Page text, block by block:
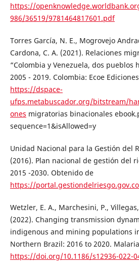
https://
986/36519/9781464817601.pdf
Torres García, N. E., Mogrovejo
Cardona, C. A. (2021). Relaciones
“Colombia y Venezuela, dos pueblos
2005 - 2019. Colombia: Ecoe
https://dspace-
ufps.metabuscador.org/bitstream/
ones migratorias binacionales
sequence=1&isAllowed=y
Unidad Nacional para la Gestión del
(2016). Plan nacional de gestión del
2015 -2030. Obtenido de
https://
Wetzler, E. A., Marchesini, P.,
(2022). Changing transmission
indigenous and mining populations
Northern Brazil: 2016 to 2020.
https://doi.org/10.1186/s12936-022-